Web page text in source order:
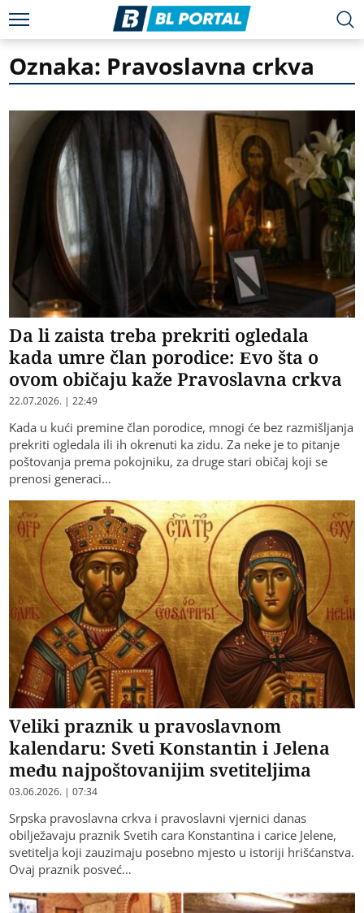
Oznaka: Pravoslavna crkva
Da li zaista treba prekriti ogledala
kada umre član porodice: Evo šta o
ovom običaju kaže Pravoslavna crkva
22.07.2026. | 22:49
Kada u kući premine član porodice, mnogi će bez razmišljanja
prekriti ogledala ili ih okrenuti ka zidu. Za neke je to pitanje
poštovanja prema pokojniku, za druge stari običaj koji se
prenosi generaci…
Veliki praznik u pravoslavnom
kalendaru: Sveti Konstantin i Jelena
među najpoštovanijim svetiteljima
03.06.2026. | 07:34
Srpska pravoslavna crkva i pravoslavni vjernici danas
obilježavaju praznik Svetih cara Konstantina i carice Jelene,
svetitelja koji zauzimaju posebno mjesto u istoriji hrišćanstva.
Ovaj praznik posveć…